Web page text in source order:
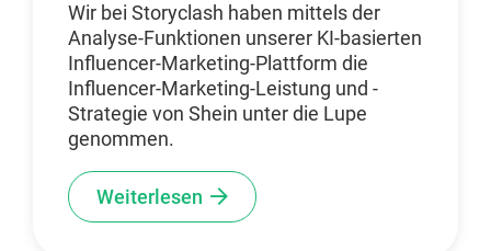
Wir bei Storyclash haben mittels der
Analyse-Funktionen unserer KI-basierten
Influencer-Marketing-Plattform die
Influencer-Marketing-Leistung und -
Strategie von Shein unter die Lupe
genommen.
Weiterlesen